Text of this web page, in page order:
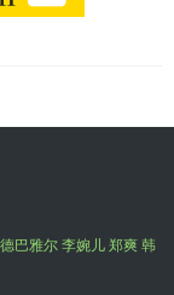
巴雅尔 李婉儿 郑爽 韩